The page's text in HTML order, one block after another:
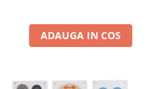
ADAUGA IN COS